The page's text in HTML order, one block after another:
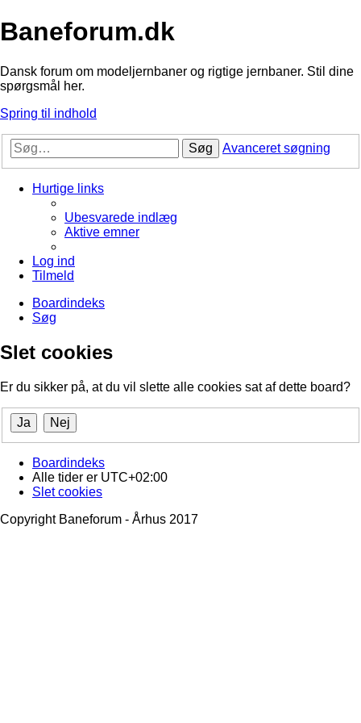
Baneforum.dk
Dansk forum om modeljernbaner og rigtige jernbaner. Stil dine
spørgsmål her.
Spring til indhold
Søg Avanceret søgning
Hurtige links
Ubesvarede indlæg
Aktive emner
Log ind
Tilmeld
Boardindeks
Søg
Slet cookies
Er du sikker på, at du vil slette alle cookies sat af dette board?
Boardindeks
Alle tider er UTC+02:00
Slet cookies
Copyright Baneforum - Århus 2017